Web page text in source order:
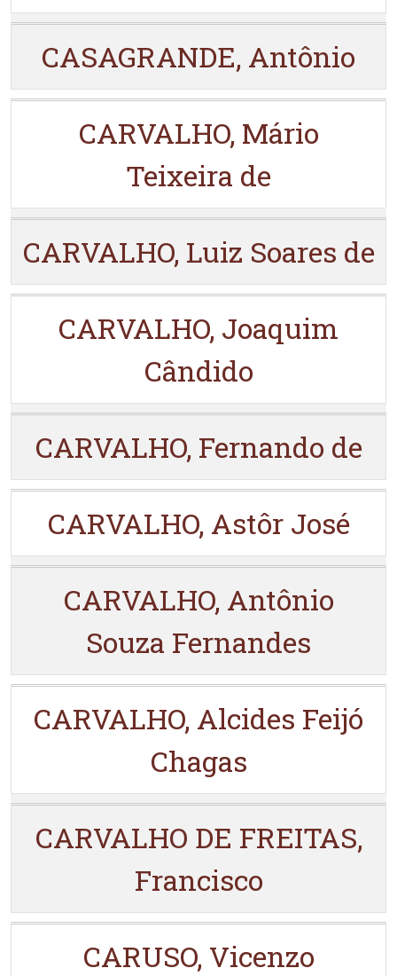
CASAGRANDE, Antônio
CARVALHO, Mário
Teixeira de
CARVALHO, Luiz Soares de
CARVALHO, Joaquim
Cândido
CARVALHO, Fernando de
CARVALHO, Astôr José
CARVALHO, Antônio
Souza Fernandes
CARVALHO, Alcides Feijó
Chagas
CARVALHO DE FREITAS,
Francisco
CARUSO, Vicenzo